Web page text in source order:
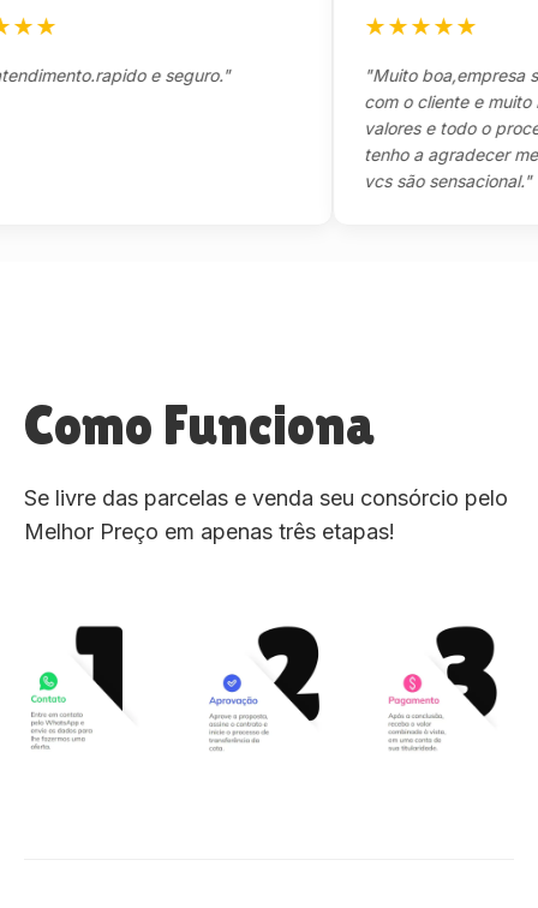
e seguro."
★★★
"Muito boa,empresa séria
com o cliente e muito
valores e todo o processo
tenho a agradecer
vcs são sensacional."
Como Funciona
Se livre das parcelas e venda seu consórcio pelo
Melhor Preço em apenas três etapas!